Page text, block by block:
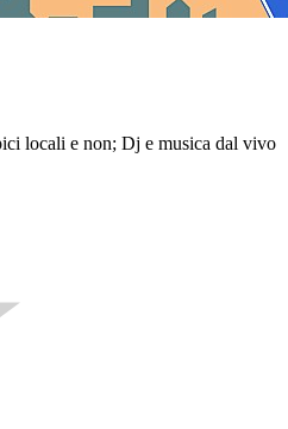
locali e non; Dj e musica dal vivo